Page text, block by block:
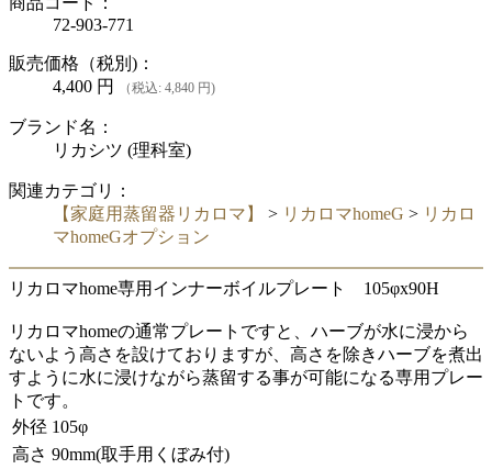
72-903-771
販売価格（税別)：
4,400 円 （税込: 4,840 円)
ブランド名：
リカシツ (理科室)
関連カテゴリ：
【家庭用蒸留器リカロマ】
> リカロマhomeG > リカロ
マhomeGオプション
リカロマhome専用インナーボイルプレート 105φx90H
リカロマhomeの通常プレートですと、ハーブが水に浸から
ないよう高さを設けておりますが、高さを除きハーブを煮出
すように水に浸けながら蒸留する事が可能になる専用プレー
トです。
外径 105φ
高さ 90mm(取手用くぼみ付)